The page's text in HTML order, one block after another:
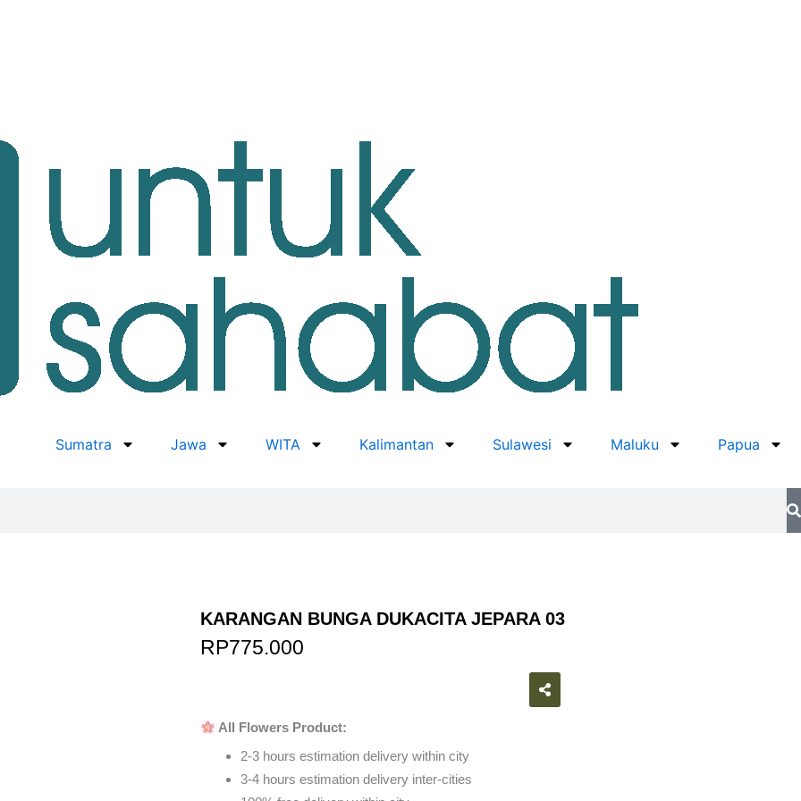
Sumatra Jawa WITA Kalimantan Sulawesi Maluku Papua
KARANGAN BUNGA DUKACITA JEPARA 03
RP775.000
All Flowers Product:
2-3 hours estimation delivery within city
3-4 hours estimation delivery inter-cities